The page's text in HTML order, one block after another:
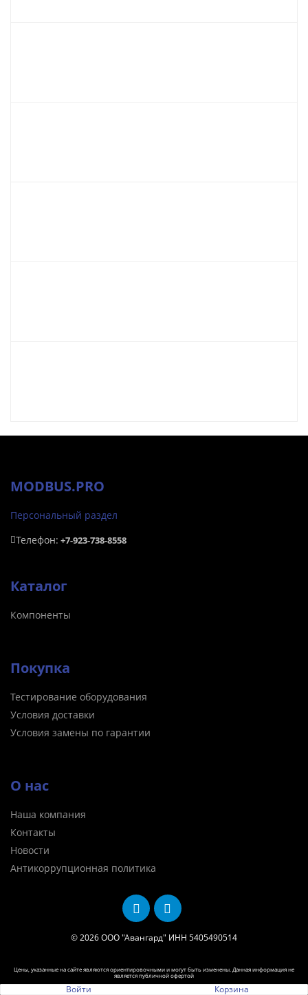
Войти Корзина
MODBUS.PRO
Персональный раздел
Телефон: +7-923-738-8558
Каталог
Компоненты
Покупка
Тестирование оборудования
Условия доставки
Условия замены по гарантии
О нас
Наша компания
Контакты
Новости
Антикоррупционная политика
© 2026ООО "Авангард" ИНН 5405490514
Цены, указанные на сайте являются ориентировочными и могут быть изменены. Данная информация не
является публичной офертой